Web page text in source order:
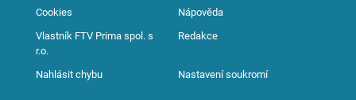
Cookies Nápověda
Vlastník FTV Prima spol. s
r.o.
Redakce
Nahlásit chybu Nastavení soukromí